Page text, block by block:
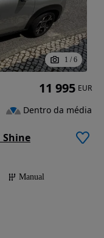
1 / 6
Shine
Manual
11 995 EUR
Dentro da média